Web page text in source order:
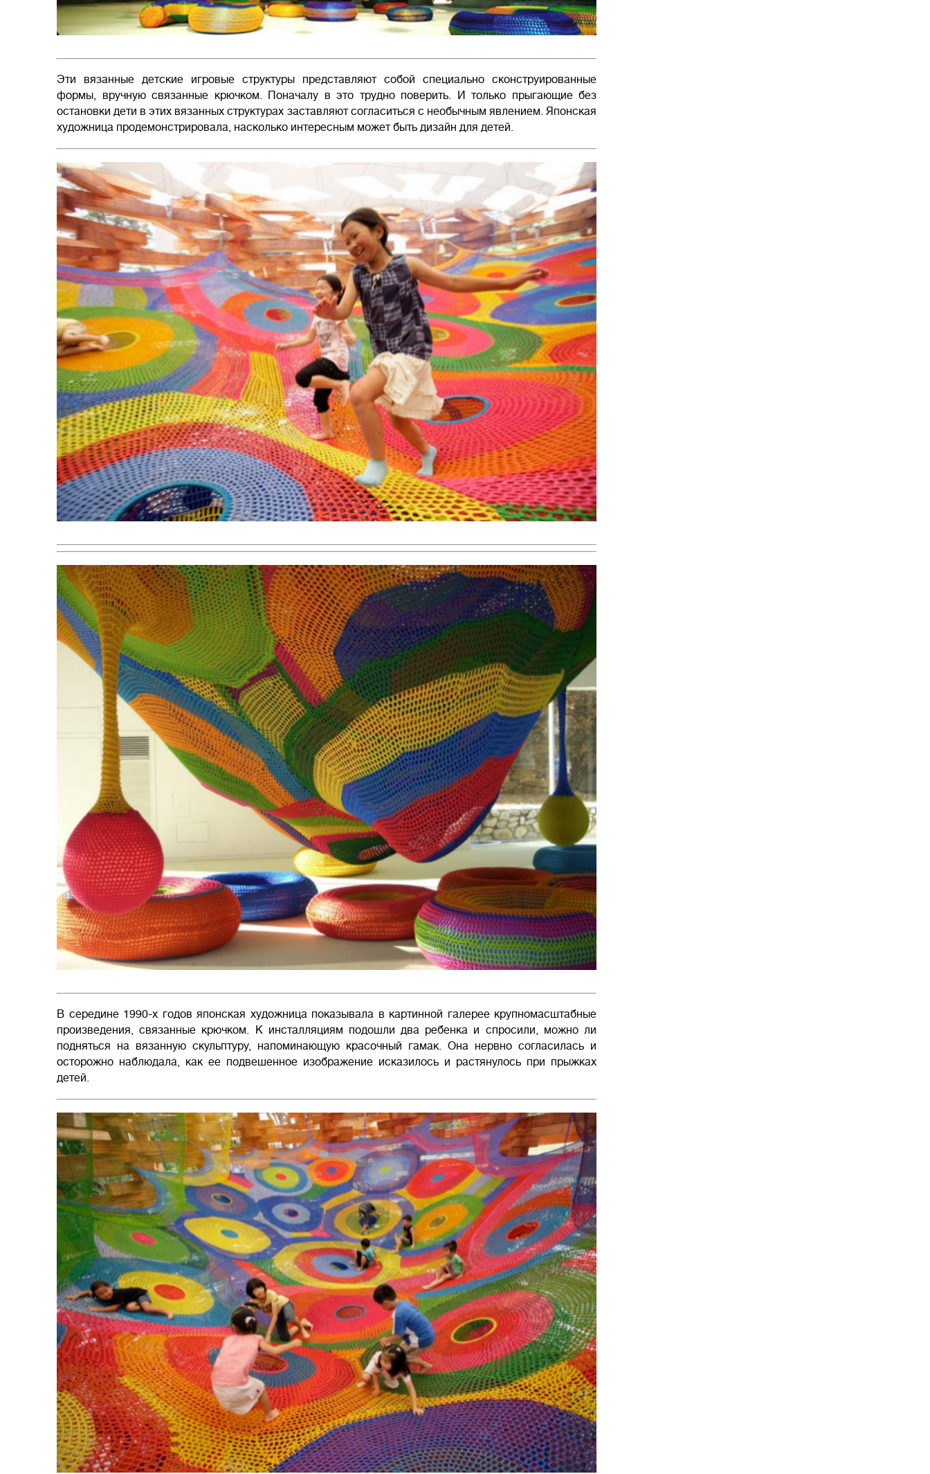
Эти вязанные детские игровые структуры представляют собой специально сконструированные
формы, вручную связанные крючком. Поначалу в это трудно поверить. И только прыгающие без
остановки дети в этих вязанных структурах заставляют согласиться с необычным явлением. Японская
художница продемонстрировала, насколько интересным может быть дизайн для детей.
В середине 1990-х годов японская художница показывала в картинной галерее крупномасштабные
произведения, связанные крючком. К инсталляциям подошли два ребенка и спросили, можно ли
подняться на вязанную скульптуру, напоминающую красочный гамак. Она нервно согласилась и
осторожно наблюдала, как ее подвешенное изображение исказилось и растянулось при прыжках
детей.